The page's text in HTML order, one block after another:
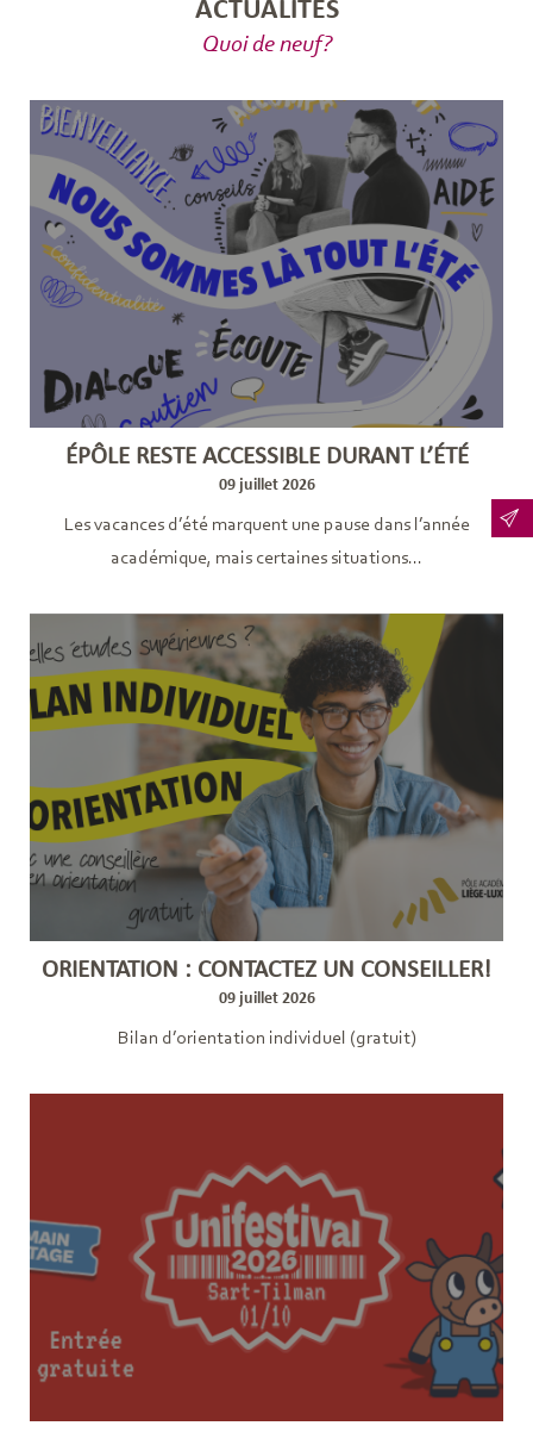
ACTUALITÉS
Quoi de neuf?
ÉPÔLE RESTE ACCESSIBLE DURANT L’ÉTÉ
09 juillet 2026
Les vacances d’été marquent une pause dans l’année
académique, mais certaines situations...
ORIENTATION : CONTACTEZ UN CONSEILLER!
09 juillet 2026
Bilan d’orientation individuel (gratuit)